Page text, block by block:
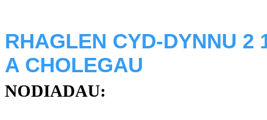
RHAGLEN CYD-DYNNU 2
A CHOLEGAU
NODIADAU: